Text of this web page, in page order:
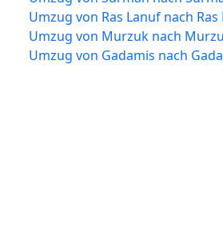
Umzug von Ras Lanuf nach Ras
Umzug von Murzuk nach
Umzug von Gadamis nach